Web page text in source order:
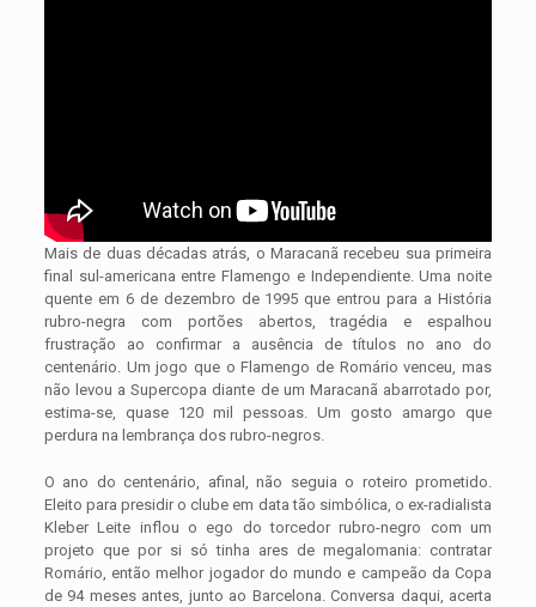
Mais de duas décadas atrás, o Maracanã recebeu sua primeira
final sul-americana entre Flamengo e Independiente. Uma noite
quente em 6 de dezembro de 1995 que entrou para a História
rubro-negra com portões abertos, tragédia e espalhou
frustração ao confirmar a ausência de títulos no ano do
centenário. Um jogo que o Flamengo de Romário venceu, mas
não levou a Supercopa diante de um Maracanã abarrotado por,
estima-se, quase 120 mil pessoas. Um gosto amargo que
perdura na lembrança dos rubro-negros.
O ano do centenário, afinal, não seguia o roteiro prometido.
Eleito para presidir o clube em data tão simbólica, o ex-radialista
Kleber Leite inflou o ego do torcedor rubro-negro com um
projeto que por si só tinha ares de megalomania: contratar
Romário, então melhor jogador do mundo e campeão da Copa
de 94 meses antes, junto ao Barcelona. Conversa daqui, acerta